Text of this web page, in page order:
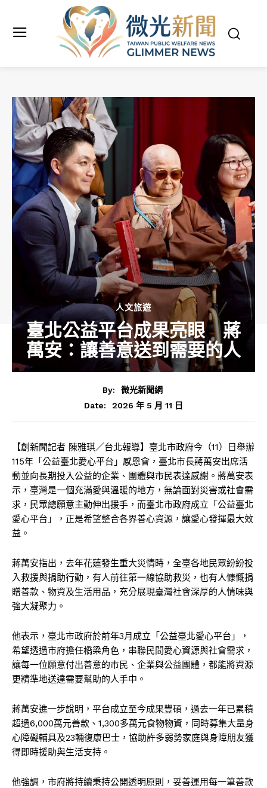
人文旅遊
臺北公益平台成果亮眼 蔣
萬安：讓善意送到需要的人
By:
微光新聞網
Date:
2026 年 5 月 11 日
【創新聞記者 陳雅琪／台北報導】臺北市政府今（11）日舉辦
115年「公益臺北愛心平台」感恩會，臺北市長蔣萬安出席活
動並向長期投入公益的企業、團體與市民表達感謝。蔣萬安表
示，臺灣是一個充滿愛與溫暖的地方，無論面對災害或社會需
求，民眾總願意主動伸出援手，而臺北市政府成立「公益臺北
愛心平台」，正是希望整合各界善心資源，讓愛心發揮最大效
益。
蔣萬安指出，去年花蓮發生重大災情時，全臺各地民眾紛紛投
入救援與捐助行動，有人前往第一線協助救災，也有人慷慨捐
贈善款、物資及生活用品，充分展現臺灣社會深厚的人情味與
強大凝聚力。
他表示，臺北市政府於前年3月成立「公益臺北愛心平台」，
希望透過市府擔任橋梁角色，串聯民間愛心資源與社會需求，
讓每一位願意付出善意的市民、企業與公益團體，都能將資源
更精準地送達需要幫助的人手中。
蔣萬安進一步說明，平台成立至今成果豐碩，過去一年已累積
超過6,000萬元善款、1,300多萬元食物物資，同時募集大量身
心障礙輔具及23輛復康巴士，協助許多弱勢家庭與身障朋友獲
得即時援助與生活支持。
他強調，市府將持續秉持公開透明原則，妥善運用每一筆善款